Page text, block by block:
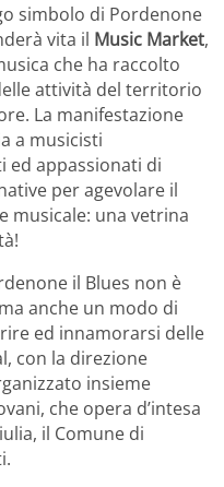
simbolo di Pordenone
vita il Music Market,
che ha raccolto
attività del territorio
La manifestazione
a musicisti
ed appassionati di
per agevolare il
musicale: una vetrina
il Blues non è
anche un modo di
ed innamorarsi delle
con la direzione
insieme
che opera d’intesa
il Comune di